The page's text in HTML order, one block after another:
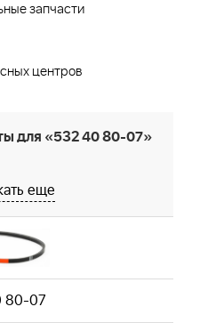
запчасти
центров
для «532 40 80-07»
еще
80-07